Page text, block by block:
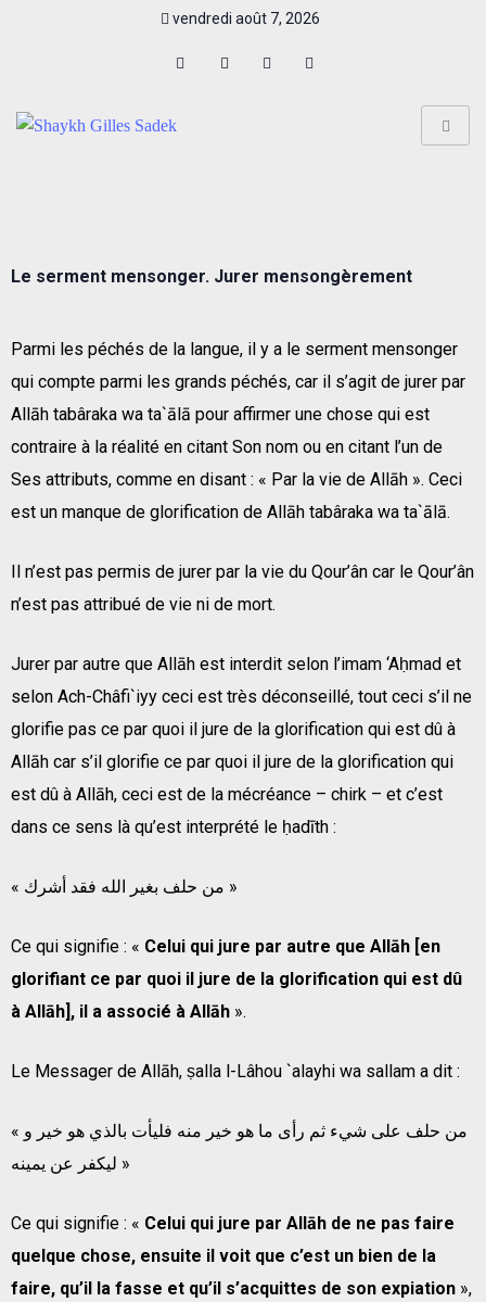
vendredi août 7, 2026
Le serment mensonger. Jurer mensongèrement
Parmi les péchés de la langue, il y a le serment mensonger
qui compte parmi les grands péchés, car il s’agit de jurer par
Allāh tabâraka wa ta`ālā pour affirmer une chose qui est
contraire à la réalité en citant Son nom ou en citant l’un de
Ses attributs, comme en disant : « Par la vie de Allāh ». Ceci
est un manque de glorification de Allāh tabâraka wa ta`ālā.
Il n’est pas permis de jurer par la vie du Qour’ân car le Qour’ân
n’est pas attribué de vie ni de mort.
Jurer par autre que Allāh est interdit selon l’imam ‘Aḥmad et
selon Ach-Châfi`iyy ceci est très déconseillé, tout ceci s’il ne
glorifie pas ce par quoi il jure de la glorification qui est dû à
Allāh car s’il glorifie ce par quoi il jure de la glorification qui
est dû à Allāh, ceci est de la mécréance – chirk – et c’est
dans ce sens là qu’est interprété le ḥadīth :
« من حلف بغير الله فقد أشرك »
Ce qui signifie : « Celui qui jure par autre que Allāh [en
glorifiant ce par quoi il jure de la glorification qui est dû
à Allāh], il a associé à Allāh ».
Le Messager de Allāh, ṣalla l-Lâhou `alayhi wa sallam a dit :
« من حلف على شيء ثم رأى ما هو خير منه فليأت بالذي هو خير و
ليكفر عن يمينه »
Ce qui signifie : « Celui qui jure par Allāh de ne pas faire
quelque chose, ensuite il voit que c’est un bien de la
faire, qu’il la fasse et qu’il s’acquittes de son expiation »,